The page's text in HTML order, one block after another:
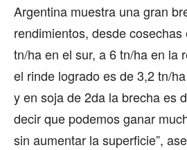
Argentina muestra una gran
rendimientos, desde
tn/ha en el sur, a 6 tn/ha en la
el rinde logrado es de 3,2 tn/
y en soja de 2da la brecha es
decir que podemos ganar
sin aumentar la superficie”,